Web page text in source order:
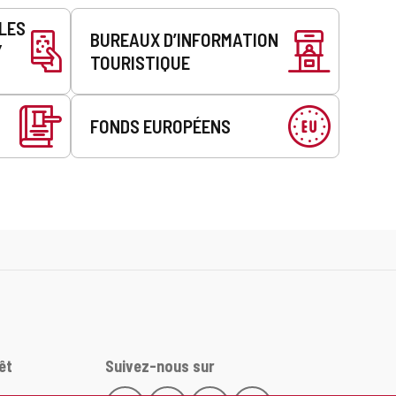
BUREAUX D’INFORMATION
TOURISTIQUE
FONDS EUROPÉENS
Suivez-nous sur